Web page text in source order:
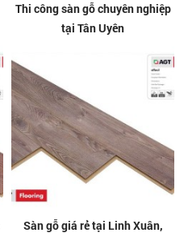
Thi công sàn gỗ chuyên nghiệp
tại Tân Uyên
Sàn gỗ giá rẻ tại Linh Xuân,